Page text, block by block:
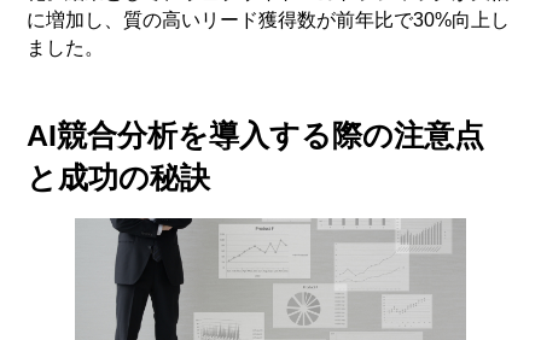
に増加し、質の高いリード獲得数が前年比で30%向上し
ました。
AI競合分析を導入する際の注意点
と成功の秘訣